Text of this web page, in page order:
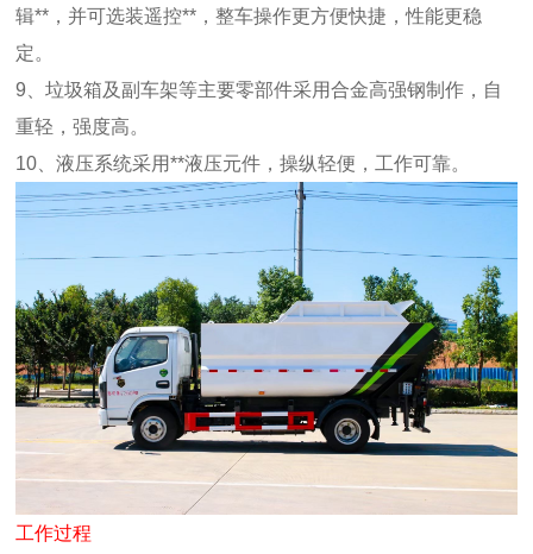
辑**，并可选装遥控**，整车操作更方便快捷，性能更稳
定。
9、垃圾箱及副车架等主要零部件采用合金高强钢制作，自
重轻，强度高。
10、液压系统采用**液压元件，操纵轻便，工作可靠。
工作过程